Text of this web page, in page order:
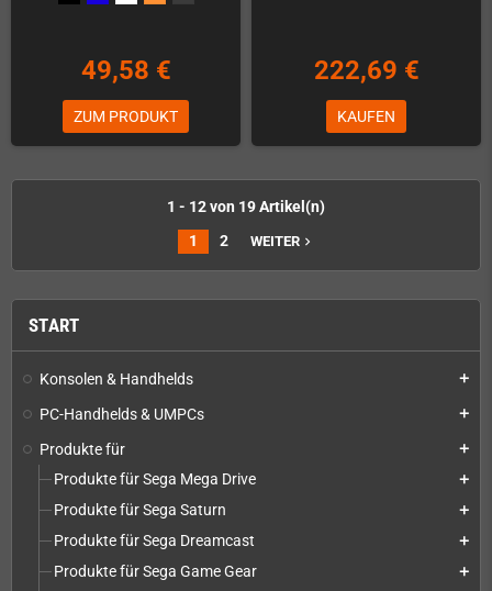
START
Konsolen & Handhelds add
PC-Handhelds & UMPCs add
Produkte für add
Produkte für Sega Mega Drive add
Produkte für Sega Saturn add
Produkte für Sega Dreamcast add
Produkte für Sega Game Gear add
49,58 €
ZUM PRODUKT
222,69 €
KAUFEN
1 - 12 von 19 Artikel(n)
1
2 WEITERnavigate_next